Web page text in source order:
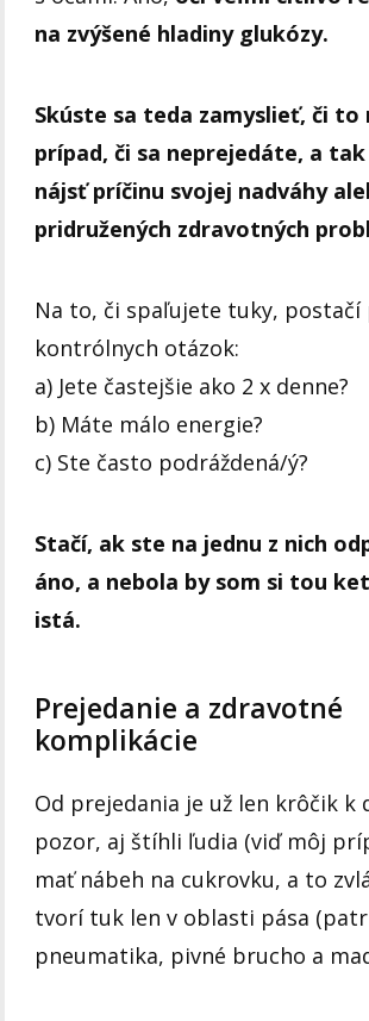
na zvýšené hladiny glukózy.
Skúste sa teda zamyslieť, či to
prípad, či sa neprejedáte, a
nájsť príčinu svojej nadváhy
pridružených zdravotných
Na to, či spaľujete tuky, postačí
kontrólnych otázok:
a) Jete častejšie ako 2 x denne?
b) Máte málo energie?
c) Ste často podráždená/ý?
Stačí, ak ste na jednu z nich
áno, a nebola by som si tou
istá.
Prejedanie a zdravotné
komplikácie
Od prejedania je už len krôčik k
pozor, aj štíhli ľudia (viď môj
mať nábeh na cukrovku, a to
tvorí tuk len v oblasti pása
pneumatika, pivné brucho a